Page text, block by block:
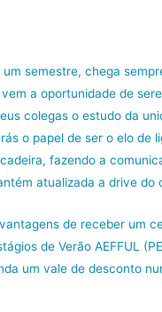
semestre, chega
a oportunidade de
colegas o estudo da
o papel de ser o elo de
fazendo a
atualizada a drive do
de receber um
de Verão AEFFUL
um vale de desconto